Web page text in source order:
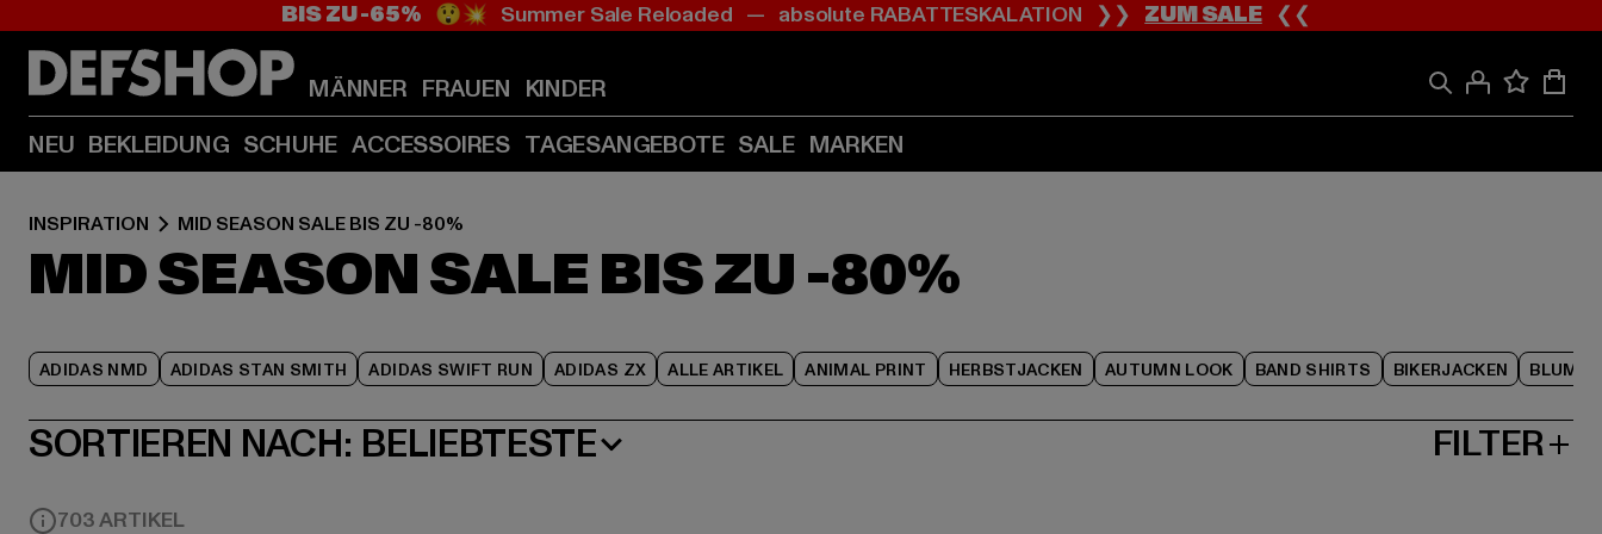
Zum
(Enter
drücken)
Zum
(Enter
drücken)
BIS ZU -65% 😲💥 Summer Sale Reloaded — absolute RABATTESKALATION ❯❯ZUM SALE❮❮
MÄNNER FRAUEN KINDER
NEU BEKLEIDUNG SCHUHE ACCESSOIRES TAGESANGEBOTE SALE MARKEN
INSPIRATION MID SEASON SALE BIS ZU -80%
MID SEASON SALE BIS ZU -80%
ADIDAS NMD ADIDAS STAN SMITH ADIDAS SWIFT RUN ADIDAS ZX ALLE ARTIKEL ANIMAL PRINT HERBSTJACKEN AUTUMN LOOK BAND SHIRTS BIKERJACKEN
Zum
(Enter
drücken)
SORTIEREN NACH: BELIEBTESTE FILTER
703 ARTIKEL